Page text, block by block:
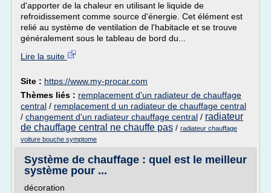
d'apporter de la chaleur en utilisant le liquide de
refroidissement comme source d'énergie. Cet élément est
relié au système de ventilation de l'habitacle et se trouve
généralement sous le tableau de bord du...
Lire la suite
Site : https://www.my-procar.com
Thèmes liés : remplacement d'un radiateur de chauffage
central / remplacement d un radiateur de chauffage central
/ changement d'un radiateur chauffage central / radiateur
de chauffage central ne chauffe pas / radiateur chauffage
voiture bouche symptome
Système de chauffage : quel est le meilleur
système pour ...
décoration